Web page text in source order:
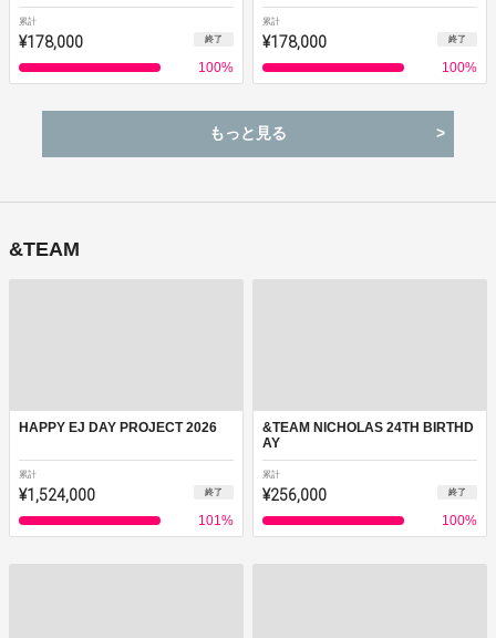
累計
¥178,000 終了
100%
累計
¥178,000 終了
100%
もっと見る
&TEAM
HAPPY EJ DAY PROJECT 2026
累計
¥1,524,000 終了
101%
&TEAM NICHOLAS 24TH BIRTHD
AY
累計
¥256,000 終了
100%